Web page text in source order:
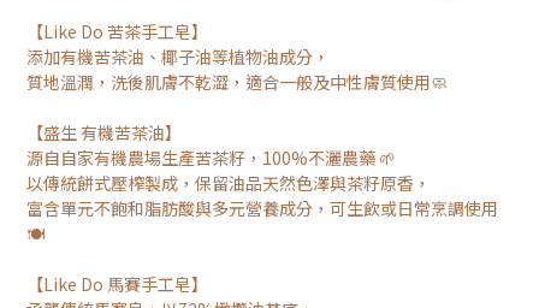
【Like Do 苦茶手工皂】
添加有機苦茶油、椰子油等植物油成分，
質地溫潤，洗後肌膚不乾澀，適合一般及中性膚質使用🧼
【盛生 有機苦茶油】
源自自家有機農場生產苦茶籽，100%不灑農藥 🌱
以傳統餅式壓榨製成，保留油品天然色澤與茶籽原香，
富含單元不飽和脂肪酸與多元營養成分，可生飲或日常烹調使用
🍽️
【Like Do 馬賽手工皂】